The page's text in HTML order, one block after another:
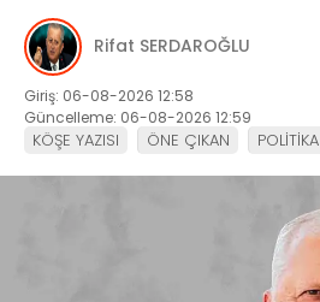
Rifat SERDAROĞLU
Giriş: 06-08-2026 12:58
Güncelleme: 06-08-2026 12:59
KÖŞE YAZISI ÖNE ÇIKAN POLİTİKA